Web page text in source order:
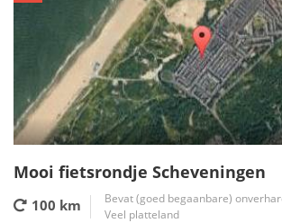
Mooi fietsrondje Scheveningen
100 km
Bevat (goed begaanbare)
Veel platteland